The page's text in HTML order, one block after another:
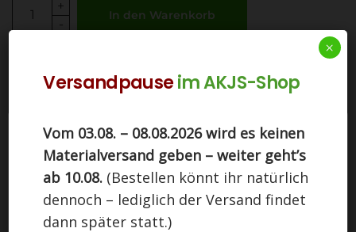
In den Warenkorb
Kategorie:Zeltlager-Zubehör
Ähnliche Produkte
Diese Seite nutzt Cookies. Indem Sie auf
"Einverstanden" klicken, stimmen Sie der Nutzung
Einstellungen EINVERSTANDEN
Versandpauseim AKJS-Shop
Vom 03.08. – 08.08.2026 wird es keinen
Materialversand geben – weiter geht’s
ab 10.08. (Bestellen könnt ihr natürlich
dennoch – lediglich der Versand findet
dann später statt.)
×